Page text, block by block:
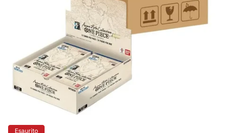
Etichetta
Esaurito